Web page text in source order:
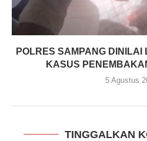
POLRES SAMPANG DINILAI
KASUS
5 Agustus
TINGGALKAN